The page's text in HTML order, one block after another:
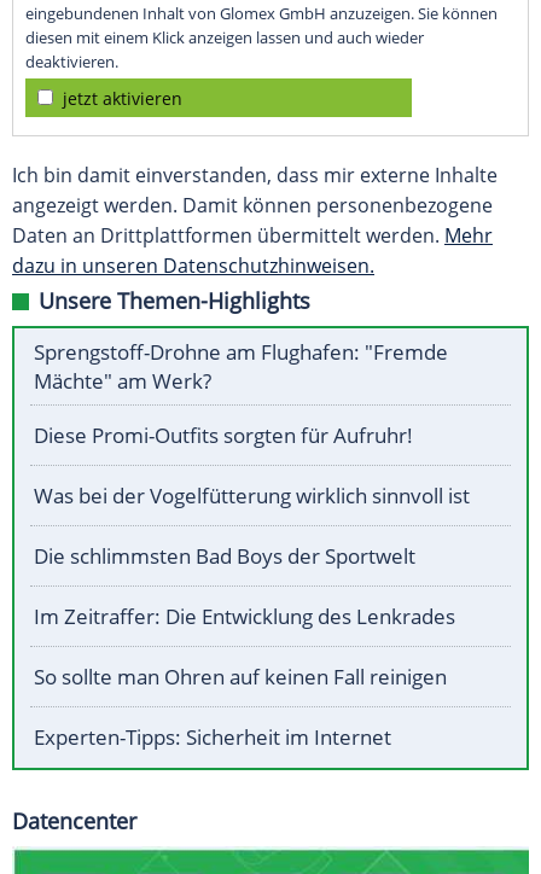
eingebundenen Inhalt von Glomex GmbH anzuzeigen. Sie können
diesen mit einem Klick anzeigen lassen und auch wieder
deaktivieren.
jetzt aktivieren
Ich bin damit einverstanden, dass mir externe Inhalte
angezeigt werden. Damit können personenbezogene
Daten an Drittplattformen übermittelt werden. Mehr
dazu in unseren Datenschutzhinweisen.
Unsere Themen-Highlights
Sprengstoff-Drohne am Flughafen: "Fremde
Mächte" am Werk?
Diese Promi-Outfits sorgten für Aufruhr!
Was bei der Vogelfütterung wirklich sinnvoll ist
Die schlimmsten Bad Boys der Sportwelt
Im Zeitraffer: Die Entwicklung des Lenkrades
So sollte man Ohren auf keinen Fall reinigen
Experten-Tipps: Sicherheit im Internet
Datencenter